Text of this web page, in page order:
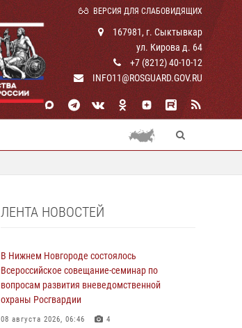
ВЕРСИЯ ДЛЯ СЛАБОВИДЯЩИХ
167981, г. Сыктывкар
ул. Кирова д. 64
+7 (8212) 40-10-12
INFO11@ROSGUARD.GOV.RU
ЛЕНТА НОВОСТЕЙ
В Нижнем Новгороде состоялось
Всероссийское совещание-семинар по
вопросам развития вневедомственной
охраны Росгвардии
08 августа 2026, 06:46 4